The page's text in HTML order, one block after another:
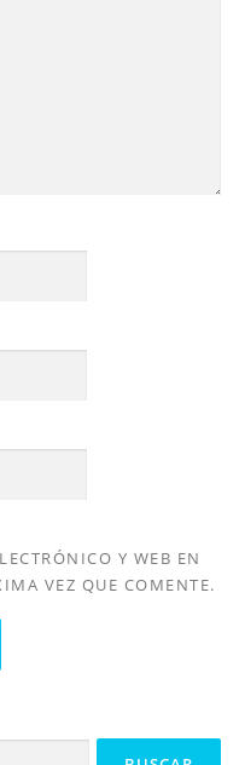
Y WEB EN
VEZ QUE COMENTE.